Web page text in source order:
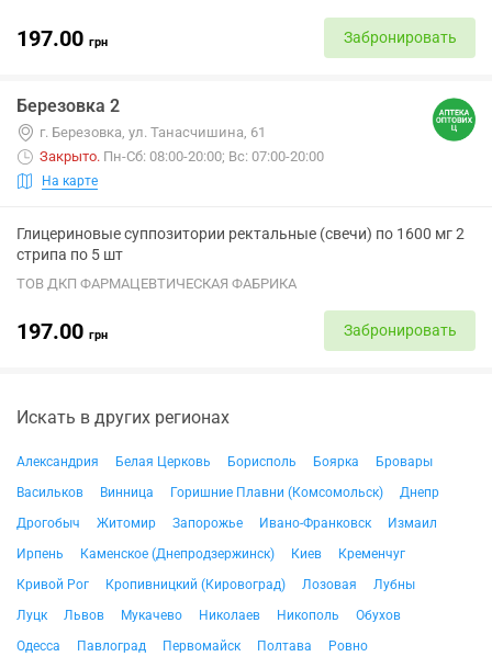
197.00 грн Забронировать
Березовка 2
г. Березовка, ул. Танасчишина, 61
Закрыто. Пн-Сб: 08:00-20:00; Вс: 07:00-20:00
На карте
Глицериновые суппозитории ректальные (свечи) по 1600 мг 2
стрипа по 5 шт
ТОВ ДКП ФАРМАЦЕВТИЧЕСКАЯ ФАБРИКА
197.00 грн Забронировать
Искать в других регионах
Александрия Белая Церковь Борисполь Боярка
Бровары
Васильков
Винница Горишние Плавни (Комсомольск)
Днепр
Дрогобыч
Житомир Запорожье Ивано-Франковск
Измаил
Ирпень
Каменское (Днепродзержинск) Киев
Кременчуг
Кривой Рог
Кропивницкий (Кировоград) Лозовая
Лубны
Луцк
Львов Мукачево Николаев Никополь
Обухов
Одесса
Павлоград Первомайск Полтава
Ровно